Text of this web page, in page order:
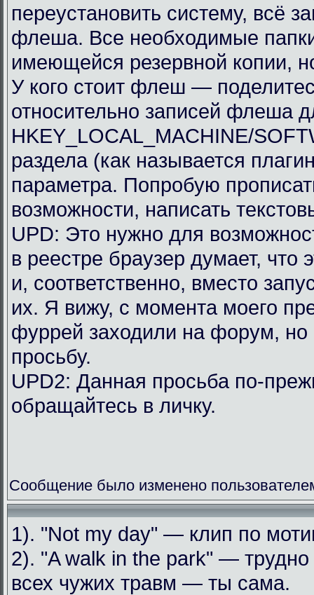
переустановить систему, всё
флеша. Все необходимые
имеющейся резервной копии,
У кого стоит флеш —
относительно записей флеша
HKEY_LOCAL_MACHINE/
раздела (как называется
параметра. Попробую
возможности, написать
UPD: Это нужно для
в реестре браузер думает, что
и, соответственно, вместо
их. Я вижу, с момента моего
фуррей заходили на форум, но
просьбу.
UPD2: Данная просьба по-
обращайтесь в личку.
Сообщение было изменено
1). "Not my day" — клип по
2). "A walk in the park" —
всех чужих травм — ты сама.